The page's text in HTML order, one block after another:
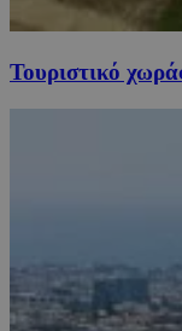
Τουριστικό